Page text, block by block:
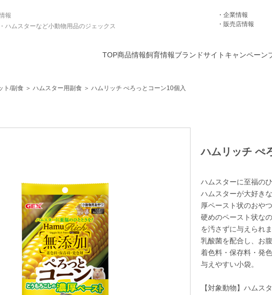
報
ハムスターなど小動物用品のジェックス
TOP商品情報飼育情報ブランドサイト キャンペーン
企業情報
販売店情報
ト/副食 ＞ ハムスター用副食 ＞ ハムリッチ ぺろっとコーン10個入
ハムリッチ ぺ
ハムスターに至福の
ハムスターが大好き
厚ペースト状のおやつ
硬めのペースト状な
を汚さずに与えられま
乳酸菌を配合し、お
着色料・保存料・発
与えやすい小袋。
【対象動物】ハムス